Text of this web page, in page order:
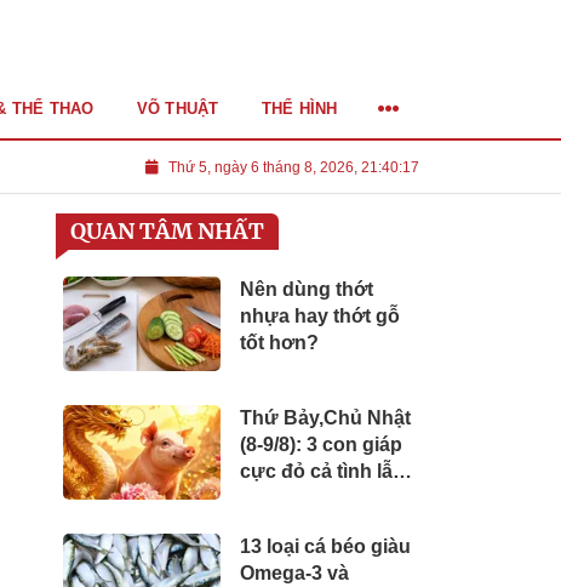
Thứ 5, ngày 6 tháng 8, 2026, 21:40:19
THỂ THAO VÕ THUẬT THỂ HÌNH
QUAN TÂM NHẤT
Nên dùng thớt
nhựa hay thớt gỗ
tốt hơn?
Thứ Bảy,Chủ Nhật
(8-9/8): 3 con giáp
cực đỏ cả tình lẫn
13 loại cá béo giàu
Omega-3 và